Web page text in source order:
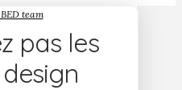
team
pas les